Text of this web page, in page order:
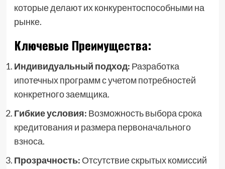
которые делают их конкурентоспособными на
рынке.
Ключевые Преимущества:
Индивидуальный подход: Разработка
ипотечных программ с учетом потребностей
конкретного заемщика.
Гибкие условия: Возможность выбора срока
кредитования и размера первоначального
взноса.
Прозрачность: Отсутствие скрытых комиссий